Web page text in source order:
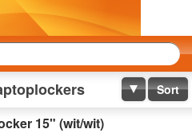
Sort
15" (wit/wit)